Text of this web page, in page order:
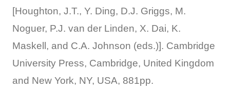
[Houghton, J.T., Y. Ding, D.J. Griggs, M.
Noguer, P.J. van der Linden, X. Dai, K.
Maskell, and C.A. Johnson (eds.)]. Cambridge
University Press, Cambridge, United Kingdom
and New York, NY, USA, 881pp.